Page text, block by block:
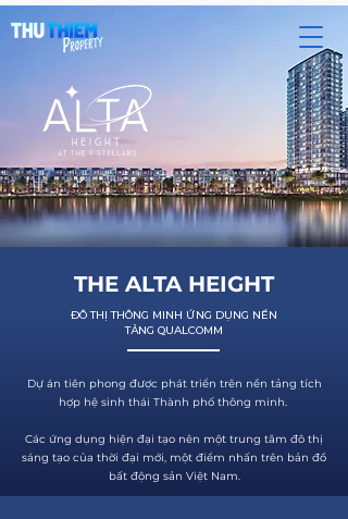
THE ALTA HEIGHT
ĐÔ THỊ THÔNG MINH ỨNG DỤNG NỀN
TẢNG QUALCOMM
Dự án tiên phong được phát triển trên nền tảng tích
hợp hệ sinh thái Thành phố thông minh.
Các ứng dụng hiện đại tạo nên một trung tâm đô thị
sáng tạo của thời đại mới, một điểm nhấn trên bản đồ
bất động sản Việt Nam.